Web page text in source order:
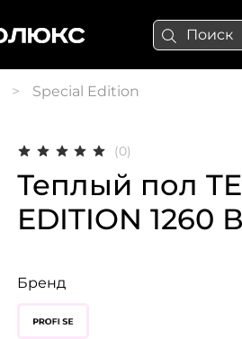
Special Edition
(0)
Теплый пол
EDITION 1260
Бренд